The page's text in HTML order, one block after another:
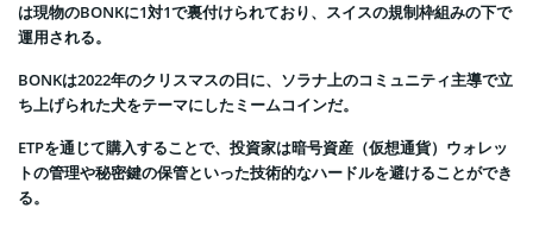
は現物のBONKに1対1で裏付けられており、スイスの規制枠組みの下で
運用される。
BONKは2022年のクリスマスの日に、ソラナ上のコミュニティ主導で立
ち上げられた犬をテーマにしたミームコインだ。
ETPを通じて購入することで、投資家は暗号資産（仮想通貨）ウォレッ
トの管理や秘密鍵の保管といった技術的なハードルを避けることができ
る。